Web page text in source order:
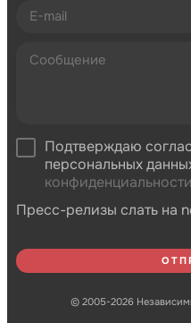
Подтверждаю
персональных
конфиденциальности
Пресс-релизы слать на
© 2005-2026